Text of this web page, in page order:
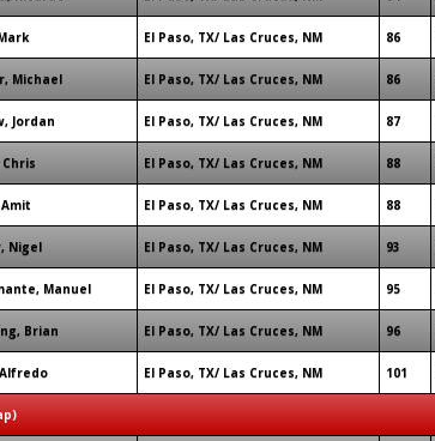
El Paso, TX/ Las Cruces, NM 86
Michael El Paso, TX/ Las Cruces, NM 86
Jordan El Paso, TX/ Las Cruces, NM 87
El Paso, TX/ Las Cruces, NM 88
El Paso, TX/ Las Cruces, NM 88
Nigel El Paso, TX/ Las Cruces, NM 93
Manuel El Paso, TX/ Las Cruces, NM 95
Brian El Paso, TX/ Las Cruces, NM 96
El Paso, TX/ Las Cruces, NM 101